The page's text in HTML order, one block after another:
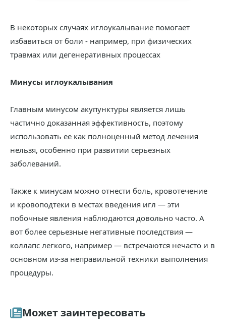
В некоторых случаях иглоукалывание помогает
избавиться от боли - например, при физических
травмах или дегенеративных процессах
Минусы иглоукалывания
Главным минусом акупунктуры является лишь
частично доказанная эффективность, поэтому
использовать ее как полноценный метод лечения
нельзя, особенно при развитии серьезных
заболеваний.
Также к минусам можно отнести боль, кровотечение
и кровоподтеки в местах введения игл — эти
побочные явления наблюдаются довольно часто. А
вот более серьезные негативные последствия —
коллапс легкого, например — встречаются нечасто и в
основном из-за неправильной техники выполнения
процедуры.
Может заинтересовать